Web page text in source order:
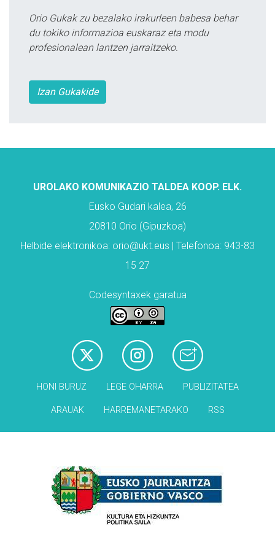
Orio Gukak zu bezalako irakurleen babesa behar
du tokiko informazioa euskaraz eta modu
profesionalean lantzen jarraitzeko.
Izan Gukakide
UROLAKO KOMUNIKAZIO TALDEA KOOP. ELK.
Eusko Gudari kalea, 26
20810 Orio (Gipuzkoa)
Helbide elektronikoa: orio@ukt.eus | Telefonoa: 943-83
15 27
Codesyntaxek garatua
HONI BURUZ LEGE OHARRA PUBLIZITATEA
ARAUAK HARREMANETARAKO RSS